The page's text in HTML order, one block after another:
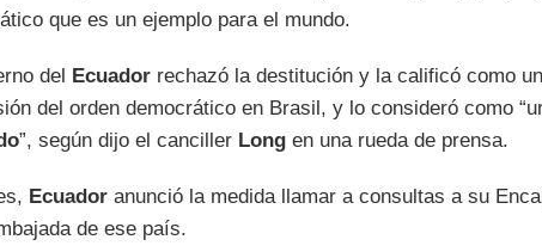
que es un ejemplo para el mundo.
del Ecuadorrechazó la destitución y la calificó como
del orden democrático en Brasil, y lo consideró como
”, según dijo el canciller Longen una rueda de prensa.
Ecuadoranunció la medida llamar a consultas a su
de ese país.